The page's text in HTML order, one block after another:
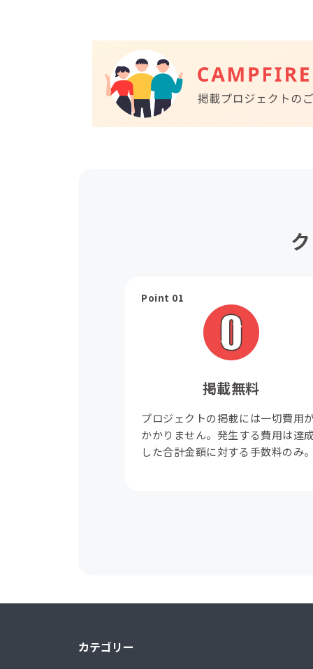
Point 01
掲載無料
プロジェクトの掲載には一切費用
かかりません。発生する費用は達
した合計金額に対する手数料のみ
カテゴリー